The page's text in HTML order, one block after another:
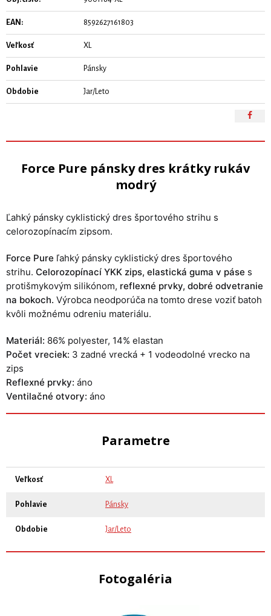
EAN: 8592627161803
Veľkosť XL
Pohlavie Pánsky
Obdobie Jar/Leto
Force Pure pánsky dres krátky rukáv
modrý
Ľahký pánsky cyklistický dres športového strihu s
celorozopínacím zipsom.
Force Pure ľahký pánsky cyklistický dres športového
strihu. Celorozopínací YKK zips, elastická guma v páse s
protišmykovým silikónom, reflexné prvky, dobré odvetranie
na bokoch. Výrobca neodporúča na tomto drese voziť batoh
kvôli možnému odreniu materiálu.
Materiál: 86% polyester, 14% elastan
Počet vreciek: 3 zadné vrecká + 1 vodeodolné vrecko na
zips
Reflexné prvky: áno
Ventilačné otvory: áno
Parametre
Veľkosť XL
Pohlavie Pánsky
Obdobie Jar/Leto
Fotogaléria